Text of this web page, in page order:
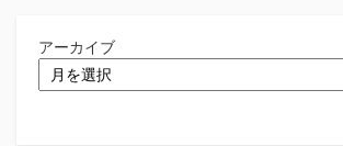
アーカイブ